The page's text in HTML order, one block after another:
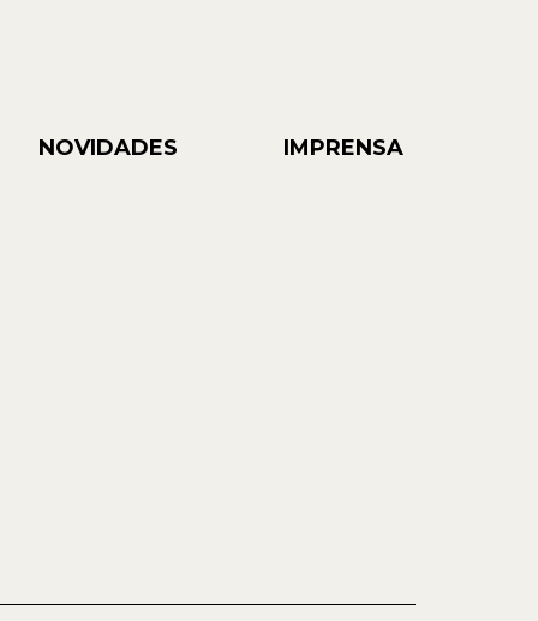
NOVIDADES IMPRENSA